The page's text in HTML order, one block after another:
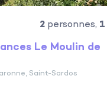
2 personnes, 1
Le Moulin de
Saint-Sardos